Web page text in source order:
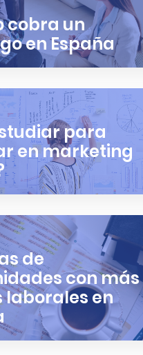
cobra un
en España
para
en marketing
de
con más
laborales en